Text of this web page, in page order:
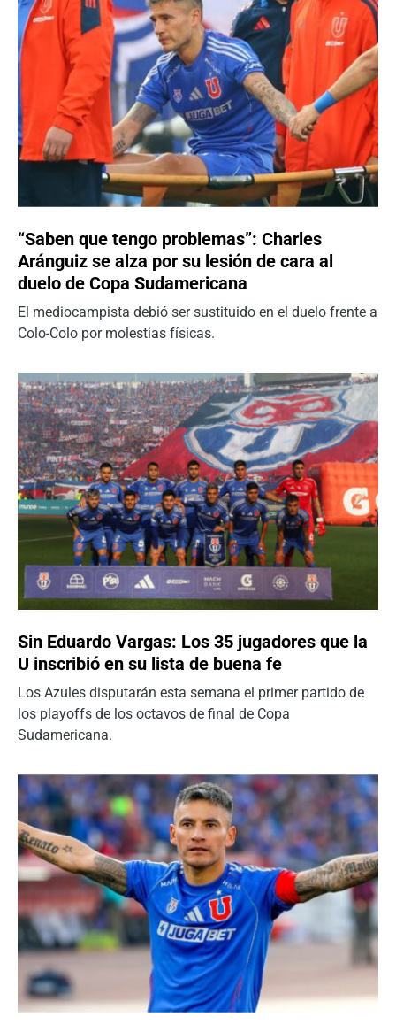
“Saben que tengo problemas”: Charles
Aránguiz se alza por su lesión de cara al
duelo de Copa Sudamericana
El mediocampista debió ser sustituido en el duelo frente a
Colo-Colo por molestias físicas.
Sin Eduardo Vargas: Los 35 jugadores que la
U inscribió en su lista de buena fe
Los Azules disputarán esta semana el primer partido de
los playoffs de los octavos de final de Copa
Sudamericana.